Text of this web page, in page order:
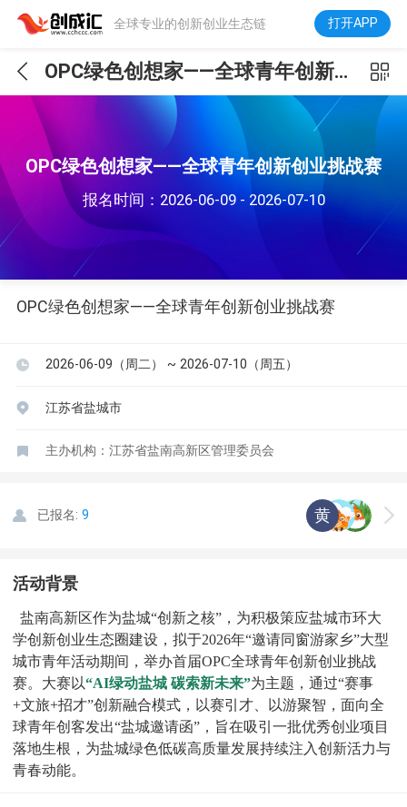
全球专业的创新创业生态链 打开APP
OPC绿色创想家——全球青年创新创业挑战赛
OPC绿色创想家——全球青年创新创业挑战赛
报名时间：2026-06-09 - 2026-07-10
OPC绿色创想家——全球青年创新创业挑战赛
2026-06-09（周二） ~ 2026-07-10（周五）
江苏省盐城市
主办机构：江苏省盐南高新区管理委员会
已报名: 9 黄
​活动背景
盐南高新区作为盐城“创新之核”，为积极策应盐城市环大
学创新创业生态圈建设，拟于2026年“邀请同窗游家乡”大型
城市青年活动期间，举办首届OPC全球青年创新创业挑战
赛。大赛以“AI绿动盐城 碳索新未来”为主题，通过“赛事
+文旅+招才”创新融合模式，以赛引才、以游聚智，面向全
球青年创客发出“盐城邀请函”，旨在吸引一批优秀创业项目
落地生根，为盐城绿色低碳高质量发展持续注入创新活力与
青春动能。